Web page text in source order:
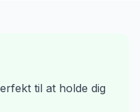
til at holde dig